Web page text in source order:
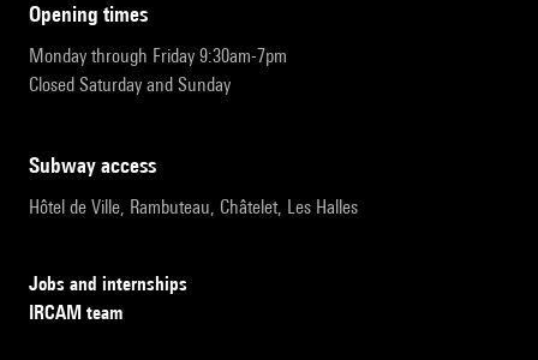
opening times
Monday through Friday 9:30am-7pm
Closed Saturday and Sunday
subway access
Hôtel de Ville, Rambuteau, Châtelet, Les Halles
Jobs and internships
IRCAM team